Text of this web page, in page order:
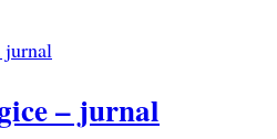
– jurnal